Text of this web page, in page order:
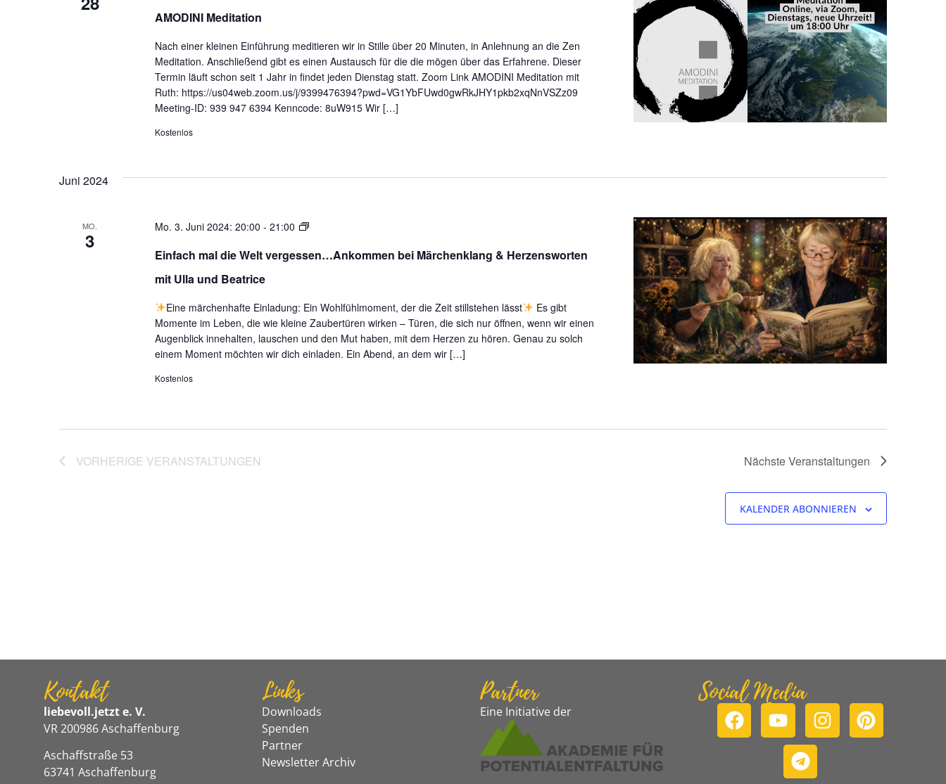
AMODINI Meditation
Nach einer kleinen Einführung meditieren wir in Stille über 20 Minuten, in Anlehnung an die Zen
Meditation. Anschließend gibt es einen Austausch für die die mögen über das Erfahrene. Dieser
Termin läuft schon seit 1 Jahr in findet jeden Dienstag statt. Zoom Link AMODINI Meditation mit
Ruth: https://us04web.zoom.us/j/9399476394?pwd=VG1YbFUwd0gwRkJHY1pkb2xqNnVSZz09
Meeting-ID: 939 947 6394 Kenncode: 8uW915 Wir […]
Kostenlos
Juni 2024
MO.
3
Einfach mal die Welt vergessen…Ankommen bei Märchenklang & Herzensworten
mit Ulla und Beatrice
Mo. 3. Juni 2024: 20:00 - 21:00
Märchen
mit
mit
Ulla
und
Eine märchenhafte Einladung: Ein Wohlfühlmoment, der die Zeit stillstehen lässt
Es gibt
Momente im Leben, die wie kleine Zaubertüren wirken – Türen, die sich nur öffnen, wenn wir einen
Augenblick innehalten, lauschen und den Mut haben, mit dem Herzen zu hören. Genau zu solch
einem Moment möchten wir dich einladen. Ein Abend, an dem wir […]
Kostenlos
VORHERIGE VERANSTALTUNGEN NächsteVeranstaltungen
KALENDER ABONNIEREN
Kontakt
liebevoll.jetzt e. V.
VR 200986 Aschaffenburg
Aschaffstraße 53
63741 Aschaffenburg
Links
Downloads
Spenden
Partner
Newsletter Archiv
Partner
Eine Initiative der
Social Media